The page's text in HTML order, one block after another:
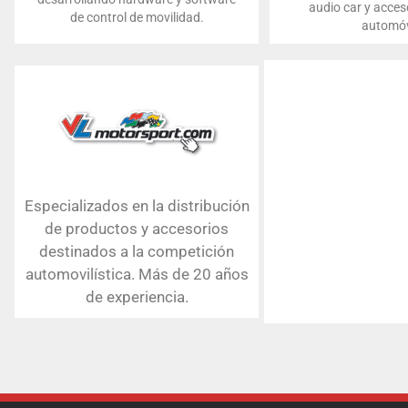
de control de movilidad.
audio car y
Especializados en la distribución
de productos y accesorios
destinados a la competición
automovilística. Más de 20 años
de experiencia.